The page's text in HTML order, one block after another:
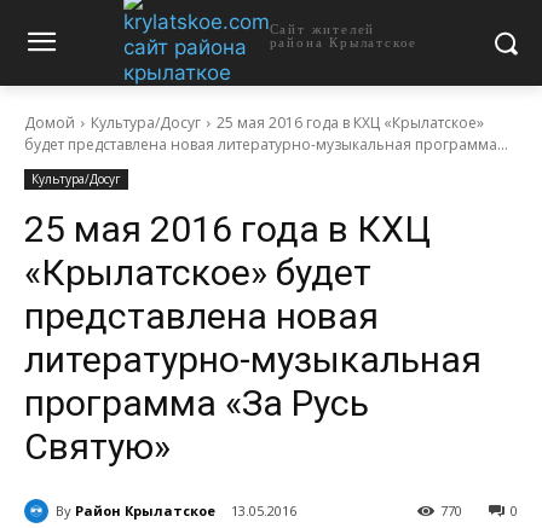
Сайт жителей
района Крылатское
Домой Культура/Досуг
25 мая 2016 года в КХЦ «Крылатское»
будет представлена новая литературно-музыкальная программа...
Культура/Досуг
25 мая 2016 года в КХЦ
«Крылатское» будет
представлена новая
литературно-музыкальная
программа «За Русь
Святую»
By Район Крылатское 13.05.2016 0
770